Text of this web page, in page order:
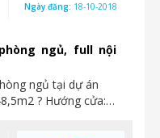
ngủ, full nội
ngủ tại dự án
? Hướng cửa:…
Ngày đăng: 18-10-2018